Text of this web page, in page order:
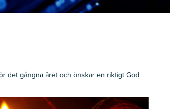
det gångna året och önskar en riktigt God